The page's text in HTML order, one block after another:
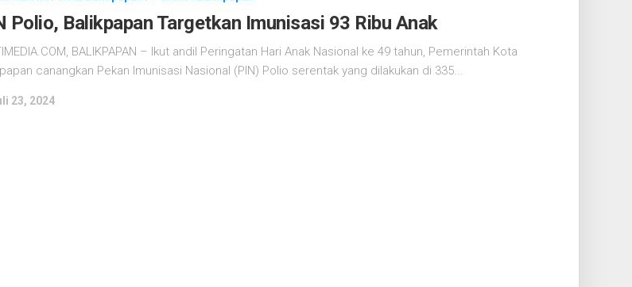
Polio, Balikpapan Targetkan Imunisasi 93 Ribu Anak
BALIKPAPAN – Ikut andil Peringatan Hari Anak Nasional ke 49 tahun, Pemerintah Kota
canangkan Pekan Imunisasi Nasional (PIN) Polio serentak yang dilakukan di 335...
23, 2024